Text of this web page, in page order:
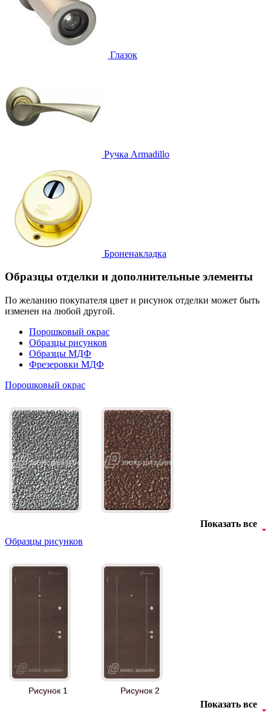
Глазок
Ручка Armadillo
Броненакладка
Образцы отделки и дополнительные элементы
По желанию покупателя цвет и рисунок отделки может быть
изменен на любой другой.
Порошковый окрас
Образцы рисунков
Образцы МДФ
Фрезеровки МДФ
Порошковый окрас
Показать все
Образцы рисунков
Рисунок 1 Рисунок 2
Показать все